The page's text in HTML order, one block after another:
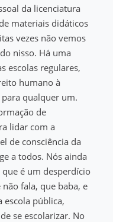
da licenciatura
materiais didáticos
vezes não vemos
nisso. Há uma
escolas regulares,
humano à
qualquer um.
de
lidar com a
de consciência da
a todos. Nós ainda
é um desperdício
fala, que baba, e
escola pública,
se escolarizar. No